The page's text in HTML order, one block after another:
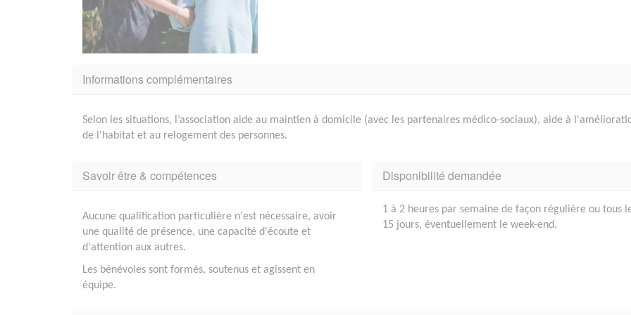
Informations complémentaires
Selon les situations, l’association aide au maintien à domicile (avec les partenaires médico-sociaux), aide à
de l'habitat et au relogement des personnes.
Savoir être & compétences
Aucune qualification particulière n'est nécessaire, avoir
une qualité de présence, une capacité d'écoute et
d'attention aux autres.
Les bénévoles sont formés, soutenus et agissent en
équipe.
Disponibilité demandée
1 à 2 heures par semaine de façon régulière ou tous
15 jours, éventuellement le week-end.